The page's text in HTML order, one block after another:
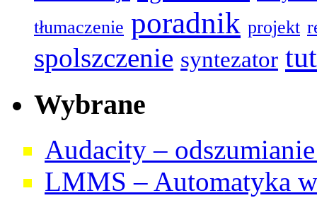
tłumaczenie poradnik projekt
spolszczenie syntezator
Wybrane
Audacity –
LMMS – Automatyka